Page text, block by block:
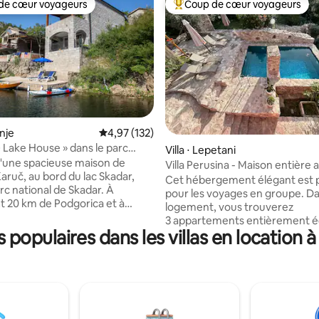
base de 105 commentaires : 4,92 sur 5
cœur voyageurs les plus appréciés
cœur voyageurs
Évaluation moyenne sur la base de 132
4,97 (132)
Lake House » dans le parc
lac Skadar
spacieuse maison de
au bord du lac Skadar,
national de Skadar. À
20 km de Podgorica et à
2 salles de bain,
grande cuisine, un salon,
observation des oiseaux et
Coups de cœur voyageurs les
Coup de cœur voyageurs
Villa ⋅ Lepetani
Villa Perusina - Maison entière
piscine privée
Cet hébergement élégant est
pour les voyages en groupe.
logement, vous trouverez
3 appartements entièrement
avec leur style unique. La
rénovée avec un savoir-faire
leurs maisons, mais avec une
luxe avec 5 chambres et 5 salles
populaires dans les villas en location